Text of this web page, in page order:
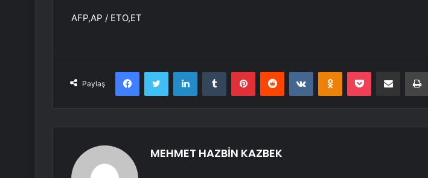
AFP,AP / ETO,ET
Paylaş
FacebookTwitter LinkedInTumblr PinterestReddit VKontakteOdnoklassniki
Pocket E-Posta ile paylaş
MEHMET HAZBİN KAZBEK